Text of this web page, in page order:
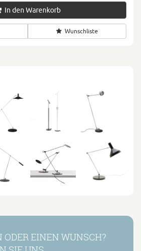
In den Warenkorb
Wunschliste
ODER EINEN WUNSCH?